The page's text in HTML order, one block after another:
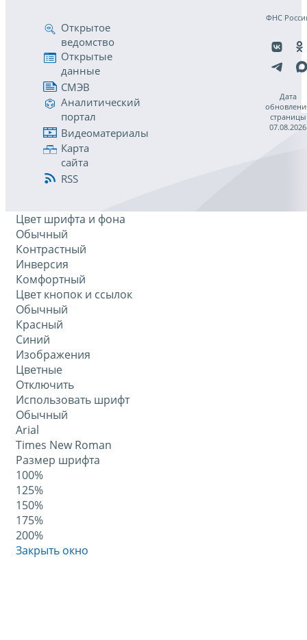
Открытое
ведомство
Открытые
данные
СМЭВ
Аналитический
портал
Видеоматериалы
Карта
сайта
RSS
ФНС
Дата
страницы
07.08.2026
Цвет шрифта и фона
Обычный
Контрастный
Инверсия
Комфортный
Цвет кнопок и ссылок
Обычный
Красный
Синий
Изображения
Цветные
Отключить
Использовать шрифт
Обычный
Arial
Times New Roman
Размер шрифта
100%
125%
150%
175%
200%
Закрыть окно